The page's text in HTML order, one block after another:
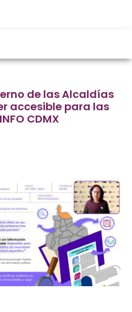
de las Alcaldías
accesible para las
CDMX